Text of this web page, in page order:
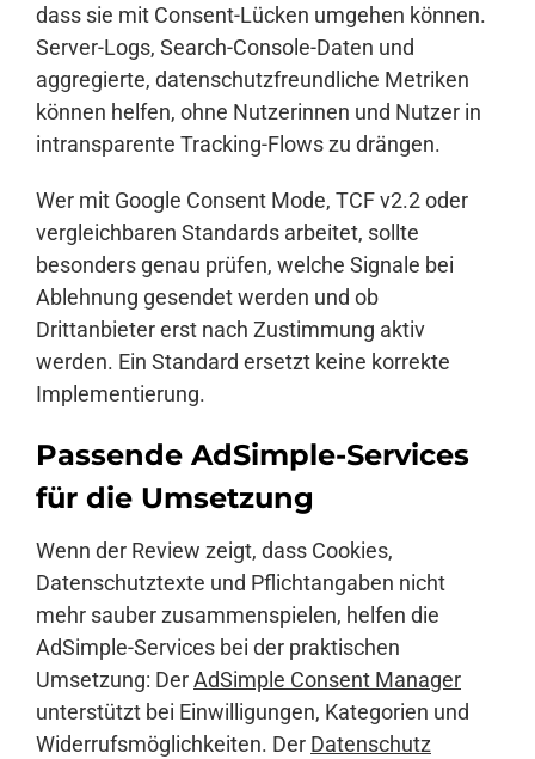
dass sie mit Consent-Lücken umgehen können.
Server-Logs, Search-Console-Daten und
aggregierte, datenschutzfreundliche Metriken
können helfen, ohne Nutzerinnen und Nutzer in
intransparente Tracking-Flows zu drängen.
Wer mit Google Consent Mode, TCF v2.2 oder
vergleichbaren Standards arbeitet, sollte
besonders genau prüfen, welche Signale bei
Ablehnung gesendet werden und ob
Drittanbieter erst nach Zustimmung aktiv
werden. Ein Standard ersetzt keine korrekte
Implementierung.
Passende AdSimple-Services
für die Umsetzung
Wenn der Review zeigt, dass Cookies,
Datenschutztexte und Pflichtangaben nicht
mehr sauber zusammenspielen, helfen die
AdSimple-Services bei der praktischen
Umsetzung: DerAdSimple Consent Manager
unterstützt bei Einwilligungen, Kategorien und
Widerrufsmöglichkeiten. Der Datenschutz